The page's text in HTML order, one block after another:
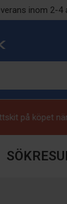
inom 2-4
på köpet